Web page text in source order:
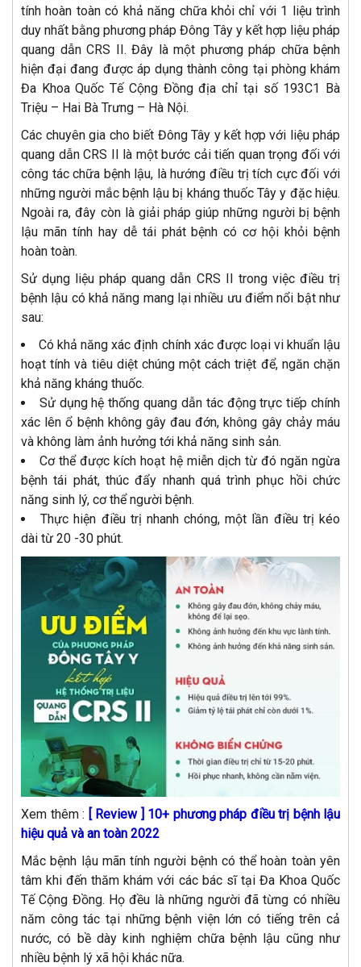
tính hoàn toàn có khả năng chữa khỏi chỉ với 1 liệu trình
duy nhất bằng phương pháp Đông Tây y kết hợp liệu pháp
quang dẫn CRS II. Đây là một phương pháp chữa bệnh
hiện đại đang được áp dụng thành công tại phòng khám
Đa Khoa Quốc Tế Cộng Đồng địa chỉ tại số 193C1 Bà
Triệu – Hai Bà Trưng – Hà Nội.
Các chuyên gia cho biết Đông Tây y kết hợp với liệu pháp
quang dẫn CRS II là một bước cải tiến quan trọng đối với
công tác chữa bệnh lậu, là hướng điều trị tích cực đối với
những người mắc bệnh lậu bị kháng thuốc Tây y đặc hiệu.
Ngoài ra, đây còn là giải pháp giúp những người bị bệnh
lậu mãn tính hay dễ tái phát bệnh có cơ hội khỏi bệnh
hoàn toàn.
Sử dụng liệu pháp quang dẫn CRS II trong việc điều trị
bệnh lậu có khả năng mang lại nhiều ưu điểm nổi bật như
sau:
Có khả năng xác định chính xác được loại vi khuẩn lậu
hoạt tính và tiêu diệt chúng một cách triệt để, ngăn chặn
khả năng kháng thuốc.
Sử dụng hệ thống quang dẫn tác động trực tiếp chính
xác lên ổ bệnh không gây đau đớn, không gây chảy máu
và không làm ảnh hưởng tới khả năng sinh sản.
Cơ thể được kích hoạt hệ miễn dịch từ đó ngăn ngừa
bệnh tái phát, thúc đẩy nhanh quá trình phục hồi chức
năng sinh lý, cơ thể người bệnh.
Thực hiện điều trị nhanh chóng, một lần điều trị kéo
dài từ 20 -30 phút.
Xem thêm :
[ Review ] 10+ phương pháp điều trị bệnh lậu
hiệu quả và an toàn 2022
Mắc bệnh lậu mãn tính người bệnh có thể hoàn toàn yên
tâm khi đến thăm khám với các bác sĩ tại Đa Khoa Quốc
Tế Cộng Đồng. Họ đều là những người đã từng có nhiều
năm công tác tại những bệnh viện lớn có tiếng trên cả
nước, có bề dày kinh nghiệm chữa bệnh lậu cũng như
nhiều bệnh lý xã hội khác nữa.